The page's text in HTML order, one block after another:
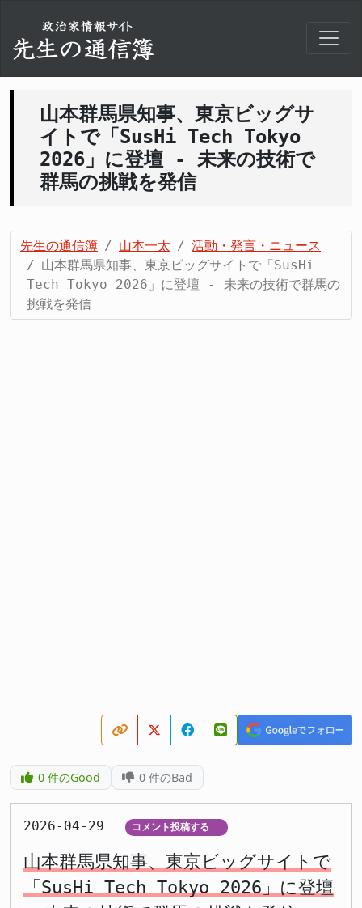
山本群馬県知事、東京ビッグサ
イトで「SusHi Tech Tokyo
2026」に登壇 - 未来の技術で
群馬の挑戦を発信
先生の通信簿 山本一太
活動・発言・ニュース
山本群馬県知事、東京ビッグサイトで「SusHi
Tech Tokyo 2026」に登壇 - 未来の技術で群馬の
挑戦を発信
0件のGood 0 件のBad
2026-04-29 コメント投稿する
山本群馬県知事、東京ビッグサイトで
「SusHi Tech Tokyo 2026」に登壇